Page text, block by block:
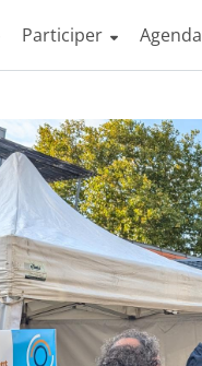
Participer Agenda